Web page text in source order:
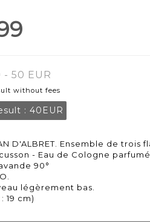
- 50 EUR
without fees
: 40EUR
D'ALBRET. Ensemble de trois
- Eau de Cologne
90°
légèrement bas.
: 19 cm)